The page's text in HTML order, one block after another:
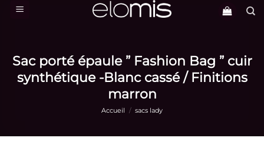
Passer
Sac porté épaule ” Fashion Bag ” cuir
synthétique -Blanc cassé / Finitions
marron
Accueil / sacs lady